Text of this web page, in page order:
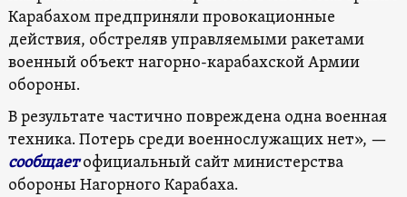
Карабахом предприняли провокационные
действия, обстреляв управляемыми ракетами
военный объект нагорно-карабахской Армии
обороны.
В результате частично повреждена одна военная
техника. Потерь среди военнослужащих нет», —
сообщаетофициальный сайт министерства
обороны Нагорного Карабаха.